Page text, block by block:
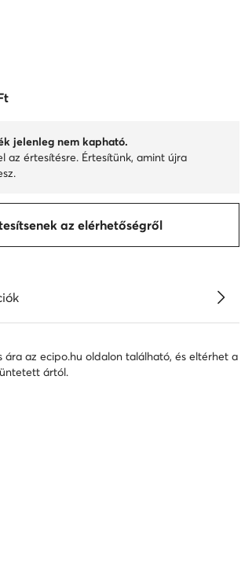
jelenleg nem kapható.
az értesítésre. Értesítünk, amint újra
az elérhetőségről
ára az ecipo.hu oldalon található, és eltérhet a
ártól.